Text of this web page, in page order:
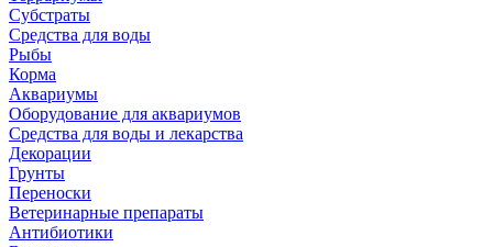
Субстраты
Средства для воды
Рыбы
Корма
Аквариумы
Оборудование для аквариумов
Средства для воды и лекарства
Декорации
Грунты
Переноски
Ветеринарные препараты
Антибиотики